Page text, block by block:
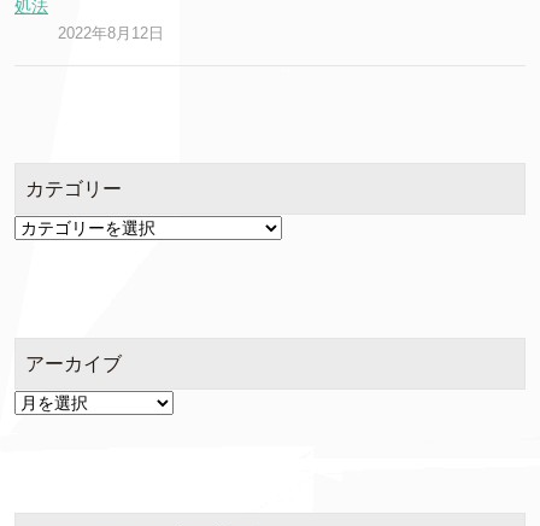
処法
2022年8月12日
カテゴリー
カ
アーカイブ
ア